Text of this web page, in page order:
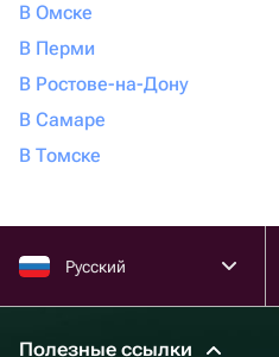
В Омске
В Перми
В Ростове-на-Дону
В Самаре
В Томске
Русский
Полезные ссылки